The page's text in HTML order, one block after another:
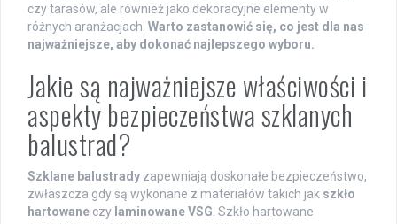
czy tarasów, ale również jako dekoracyjne elementy w
różnych aranżacjach. Warto zastanowić się, co jest dla nas
najważniejsze, aby dokonać najlepszego wyboru.
Jakie są najważniejsze właściwości i
aspekty bezpieczeństwa szklanych
balustrad?
Szklane balustrady zapewniają doskonałe bezpieczeństwo,
zwłaszcza gdy są wykonane z materiałów takich jak szkło
hartowane czy laminowane VSG . Szkło hartowane